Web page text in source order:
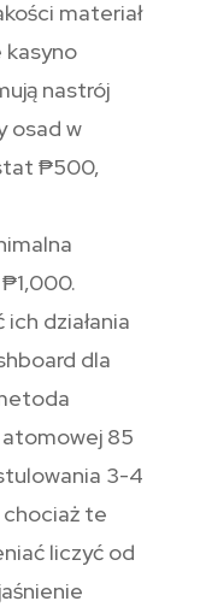
materiał
nastrój
osad w
₱500,
działania
dla
85
3-4
chociaż te
liczyć od